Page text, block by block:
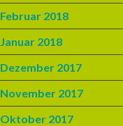
Februar 2018
Januar 2018
Dezember 2017
November 2017
Oktober 2017